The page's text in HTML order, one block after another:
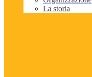
La storia